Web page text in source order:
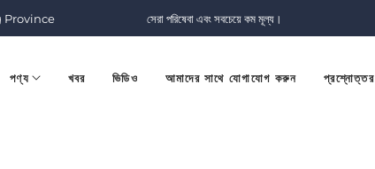
Province সেরা পরিষেবা এবং সবচেয়ে কম মূল্য।
পণ্য খবর ভিডিও আমাদের সাথে যোগাযোগ করুন প্রশ্নোত্তর